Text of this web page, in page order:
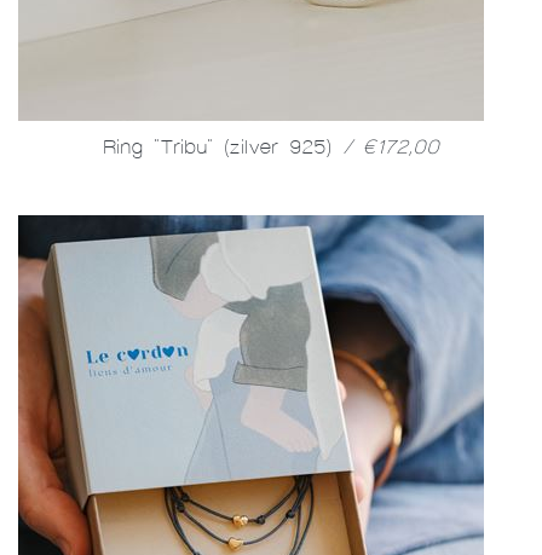
Ring "Tribu" (zilver 925) / €172,00